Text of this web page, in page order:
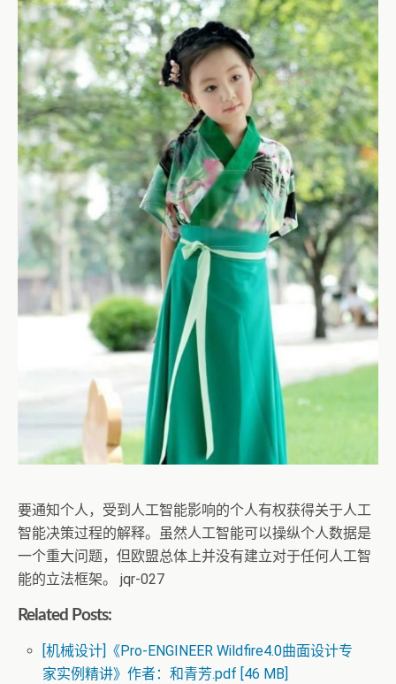
要通知个人，受到人工智能影响的个人有权获得关于人工
智能决策过程的解释。虽然人工智能可以操纵个人数据是
一个重大问题，但欧盟总体上并没有建立对于任何人工智
能的立法框架。 jqr-027
Related Posts:
[机械设计]《Pro-ENGINEER Wildfire4.0曲面设计专
家实例精讲》作者：和青芳.pdf [46 MB]